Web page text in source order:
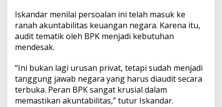
Iskandar menilai persoalan ini telah masuk ke
ranah akuntabilitas keuangan negara. Karena itu,
audit tematik oleh BPK menjadi kebutuhan
mendesak.
“Ini bukan lagi urusan privat, tetapi sudah menjadi
tanggung jawab negara yang harus diaudit secara
terbuka. Peran BPK sangat krusial dalam
memastikan akuntabilitas,” tutur Iskandar.